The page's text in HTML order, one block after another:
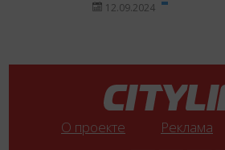
12.09.2024
О проекте Реклама